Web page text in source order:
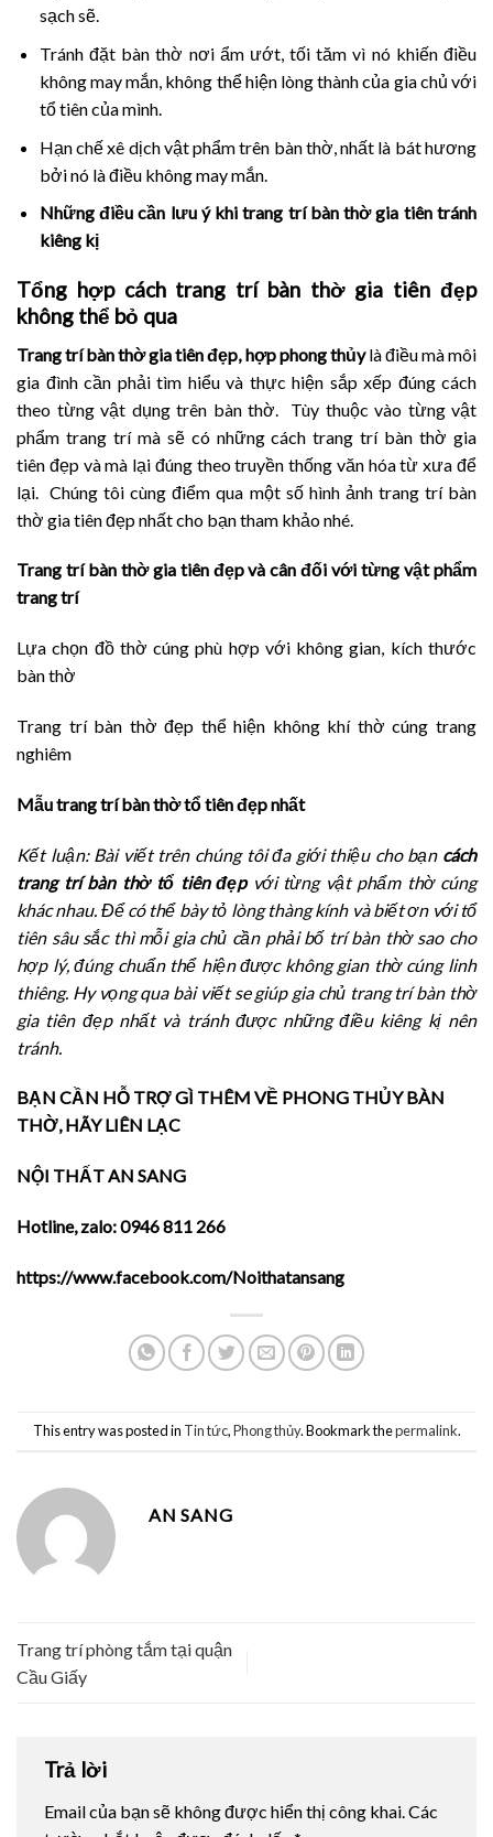
sạch sẽ.
Tránh đặt bàn thờ nơi ẩm ướt, tối tăm vì nó khiến điều
không may mắn, không thể hiện lòng thành của gia chủ với
tổ tiên của mình.
Hạn chế xê dịch vật phẩm trên bàn thờ, nhất là bát hương
bởi nó là điều không may mắn.
Những điều cần lưu ý khi trang trí bàn thờ gia tiên tránh
kiêng kị
Tổng hợp cách trang trí bàn thờ gia tiên đẹp
không thể bỏ qua
Trang trí bàn thờ gia tiên đẹp, hợp phong thủylà điều mà môi
gia đình cần phải tìm hiểu và thực hiện sắp xếp đúng cách
theo từng vật dụng trên bàn thờ. Tùy thuộc vào từng vật
phẩm trang trí mà sẽ có những cách trang trí bàn thờ gia
tiên đẹp và mà lại đúng theo truyền thống văn hóa từ xưa để
lại. Chúng tôi cùng điểm qua một số hình ảnh trang trí bàn
thờ gia tiên đẹp nhất cho bạn tham khảo nhé.
Trang trí bàn thờ gia tiên đẹp và cân đối với từng vật phẩm
trang trí
Lựa chọn đồ thờ cúng phù hợp với không gian, kích thước
bàn thờ
Trang trí bàn thờ đẹp thể hiện không khí thờ cúng trang
nghiêm
Mẫu trang trí bàn thờ tổ tiên đẹp nhất
Kết luận: Bài viết trên chúng tôi đa giới thiệu cho bạn cách
trang trí bàn thờ tổ tiên đẹpvới từng vật phẩm thờ cúng
khác nhau. Để có thể bày tỏ lòng thàng kính và biết ơn với tổ
tiên sâu sắc thì mỗi gia chủ cần phải bố trí bàn thờ sao cho
hợp lý, đúng chuẩn thể hiện được không gian thờ cúng linh
thiêng. Hy vọng qua bài viết se giúp gia chủ trang trí bàn thờ
gia tiên đẹp nhất và tránh được những điều kiêng kị nên
tránh.
BẠN CẦN HỖ TRỢ GÌ THÊM VỀ PHONG THỦY BÀN
THỜ, HÃY LIÊN LẠC
NỘI THẤT AN SANG
Hotline, zalo: 0946 811 266
https://www.facebook.com/Noithatansang
This entry was posted in Tin tức,Phong thủy. Bookmark thepermalink.
AN SANG
Trang trí phòng tắm tại quận
Cầu Giấy
Trả lời
Email của bạn sẽ không được hiển thị công khai. Các